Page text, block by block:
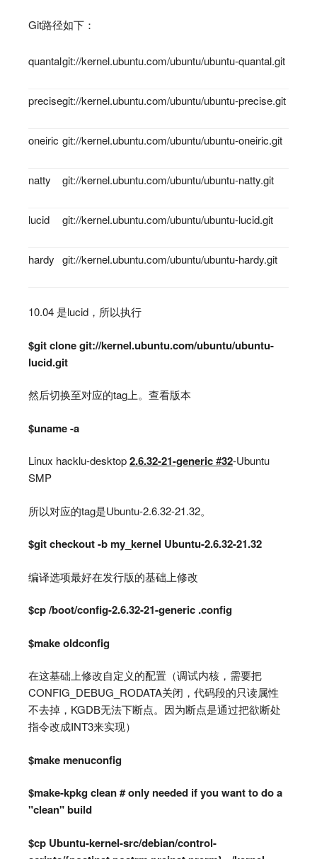
Git路径如下：
quantalgit://kernel.ubuntu.com/ubuntu/ubuntu-quantal.git
precisegit://kernel.ubuntu.com/ubuntu/ubuntu-precise.git
oneiric git://kernel.ubuntu.com/ubuntu/ubuntu-oneiric.git
natty git://kernel.ubuntu.com/ubuntu/ubuntu-natty.git
lucid git://kernel.ubuntu.com/ubuntu/ubuntu-lucid.git
hardy git://kernel.ubuntu.com/ubuntu/ubuntu-hardy.git
10.04 是lucid，所以执行
$git clone git://kernel.ubuntu.com/ubuntu/ubuntu-
lucid.git
然后切换至对应的tag上。查看版本
$uname -a
Linux hacklu-desktop2.6.32-21-generic#32-Ubuntu
SMP
所以对应的tag是Ubuntu-2.6.32-21.32。
$git checkout -b my_kernel Ubuntu-2.6.32-21.32
编译选项最好在发行版的基础上修改
$cp /boot/config-2.6.32-21-generic .config
$make oldconfig
在这基础上修改自定义的配置（调试内核，需要把
CONFIG_DEBUG_RODATA关闭，代码段的只读属性
不去掉，KGDB无法下断点。因为断点是通过把欲断处
指令改成INT3来实现）
$make menuconfig
$make-kpkg clean # only needed if you want to do a
"clean" build
$cp Ubuntu-kernel-src/debian/control-